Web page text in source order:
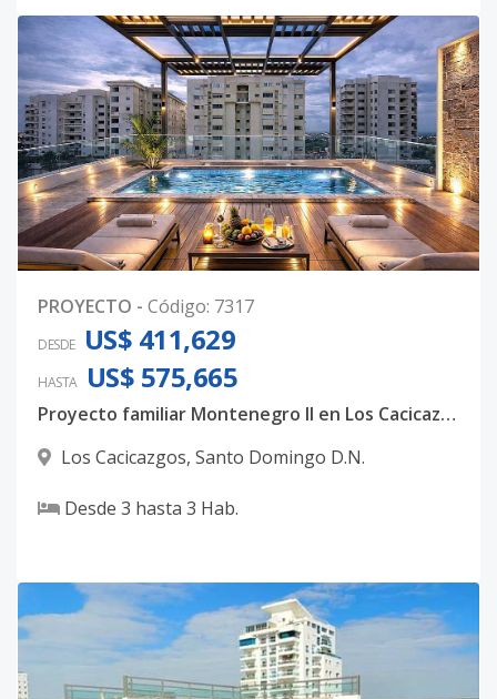
PROYECTO - Código: 7317
DESDE US$ 411,629
HASTA US$ 575,665
Proyecto familiar Montenegro II en Los Cacicazgos.
Los Cacicazgos, Santo Domingo D.N.
Desde 3 hasta 3 Hab.